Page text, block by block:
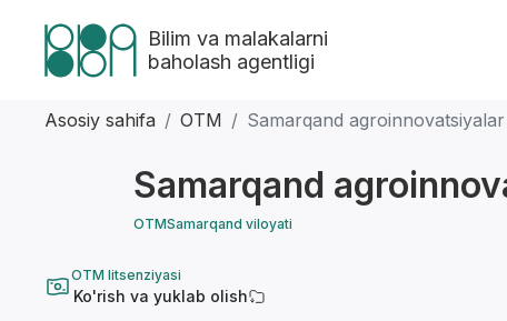
Bilim va malakalarni
baholash agentligi
Asosiy sahifa OTM Samarqand
Samarqand
OTMSamarqand viloyati
OTM litsenziyasi
Ko'rish va yuklab olish